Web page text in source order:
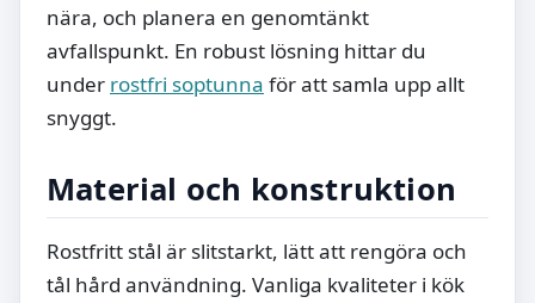
nära, och planera en genomtänkt
avfallspunkt. En robust lösning hittar du
under rostfri soptunna för att samla upp allt
snyggt.
Material och konstruktion
Rostfritt stål är slitstarkt, lätt att rengöra och
tål hård användning. Vanliga kvaliteter i kök